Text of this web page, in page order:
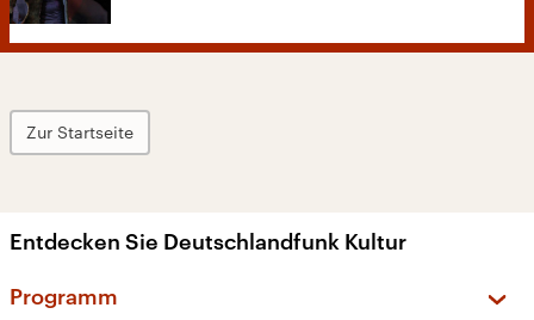
Zur Startseite
Entdecken Sie Deutschlandfunk Kultur
Programm